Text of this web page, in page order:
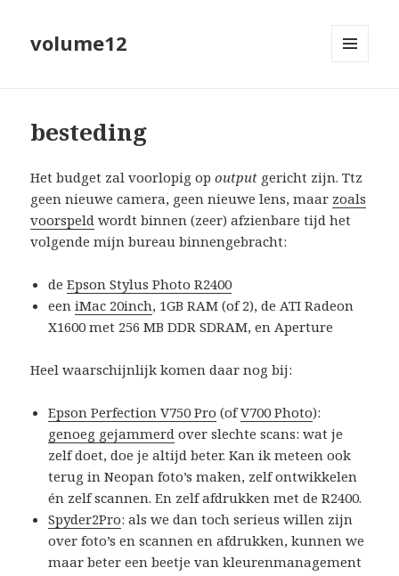
volume12
besteding
Het budget zal voorlopig opoutput gericht zijn. Ttz
geen nieuwe camera, geen nieuwe lens, maar zoals
voorspeld wordt binnen (zeer) afzienbare tijd het
volgende mijn bureau binnengebracht:
deEpson Stylus Photo R2400
eeniMac 20inch, 1GB RAM (of 2), de ATI Radeon
X1600 met 256 MB DDR SDRAM, en Aperture
Heel waarschijnlijk komen daar nog bij:
Epson Perfection V750 Pro (ofV700 Photo):
genoeg gejammerd over slechte scans: wat je
zelf doet, doe je altijd beter. Kan ik meteen ook
terug in Neopan foto’s maken, zelf ontwikkelen
én zelf scannen. En zelf afdrukken met de R2400.
Spyder2Pro: als we dan toch serieus willen zijn
over foto’s en scannen en afdrukken, kunnen we
maar beter een beetje van kleurenmanagement